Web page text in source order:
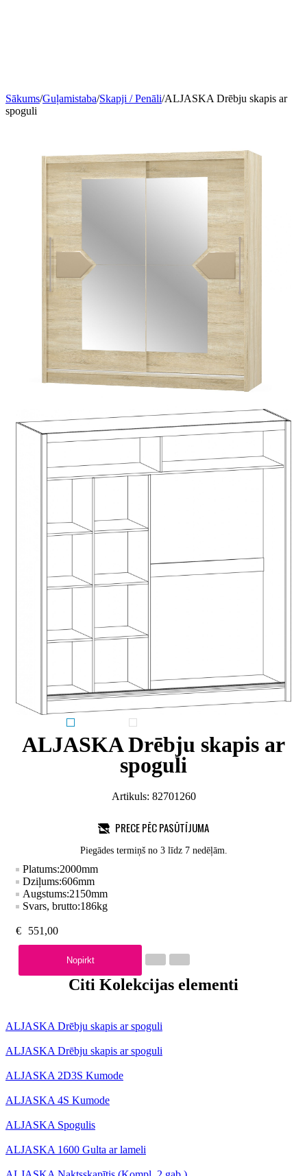
Sākums/Guļamistaba/Skapji / Penāli/ALJASKA Drēbju skapis ar
spoguli
ALJASKA Drēbju skapis ar
spoguli
Artikuls: 82701260
PRECE PĒC PASŪTĪJUMA
Piegādes termiņš no 3 līdz 7 nedēļām.
Platums:2000mm
Dziļums:606mm
Augstums:2150mm
Svars, brutto:186kg
€ 551,00
Nopirkt
Citi Kolekcijas elementi
ALJASKA Drēbju skapis ar spoguli
ALJASKA Drēbju skapis ar spoguli
ALJASKA 2D3S Kumode
ALJASKA 4S Kumode
ALJASKA Spogulis
ALJASKA 1600 Gulta ar lameli